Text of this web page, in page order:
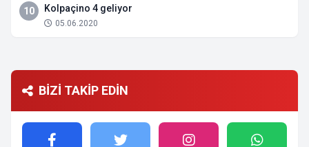
10 Kolpaçino 4 geliyor
05.06.2020
BİZİ TAKİP EDİN